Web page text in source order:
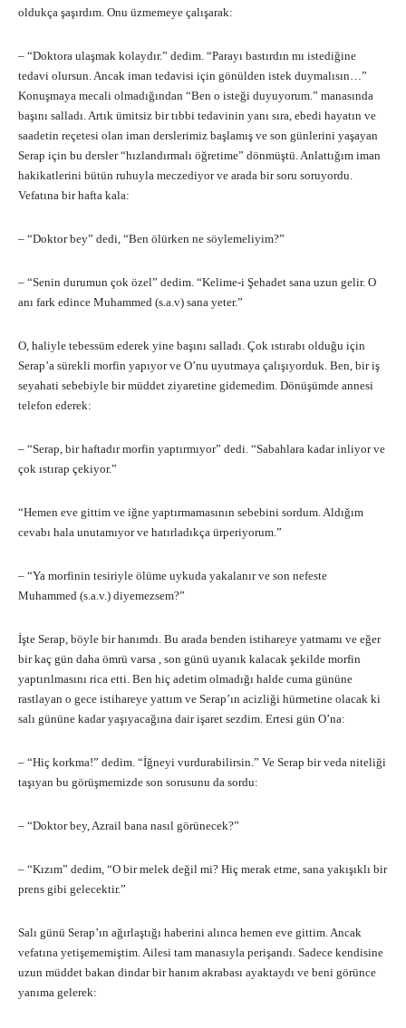
oldukça şaşırdım. Onu üzmemeye çalışarak:
– “Doktora ulaşmak kolaydır.” dedim. “Parayı bastırdın mı istediğine
tedavi olursun. Ancak iman tedavisi için gönülden istek duymalısın…”
Konuşmaya mecali olmadığından “Ben o isteği duyuyorum.” manasında
başını salladı. Artık ümitsiz bir tıbbi tedavinin yanı sıra, ebedi hayatın ve
saadetin reçetesi olan iman derslerimiz başlamış ve son günlerini yaşayan
Serap için bu dersler “hızlandırmalı öğretime” dönmüştü. Anlattığım iman
hakikatlerini bütün ruhuyla meczediyor ve arada bir soru soruyordu.
Vefatına bir hafta kala:
– “Doktor bey” dedi, “Ben ölürken ne söylemeliyim?”
– “Senin durumun çok özel” dedim. “Kelime-i Şehadet sana uzun gelir. O
anı fark edince Muhammed (s.a.v) sana yeter.”
O, haliyle tebessüm ederek yine başını salladı. Çok ıstırabı olduğu için
Serap’a sürekli morfin yapıyor ve O’nu uyutmaya çalışıyorduk. Ben, bir iş
seyahati sebebiyle bir müddet ziyaretine gidemedim. Dönüşümde annesi
telefon ederek:
– “Serap, bir haftadır morfin yaptırmıyor” dedi. “Sabahlara kadar inliyor ve
çok ıstırap çekiyor.”
“Hemen eve gittim ve iğne yaptırmamasının sebebini sordum. Aldığım
cevabı hala unutamıyor ve hatırladıkça ürperiyorum.”
– “Ya morfinin tesiriyle ölüme uykuda yakalanır ve son nefeste
Muhammed (s.a.v.) diyemezsem?”
İşte Serap, böyle bir hanımdı. Bu arada benden istihareye yatmamı ve eğer
bir kaç gün daha ömrü varsa , son günü uyanık kalacak şekilde morfin
yaptırılmasını rica etti. Ben hiç adetim olmadığı halde cuma gününe
rastlayan o gece istihareye yattım ve Serap’ın acizliği hürmetine olacak ki
salı gününe kadar yaşıyacağına dair işaret sezdim. Ertesi gün O’na:
– “Hiç korkma!” dedim. “İğneyi vurdurabilirsin.” Ve Serap bir veda niteliği
taşıyan bu görüşmemizde son sorusunu da sordu:
– “Doktor bey, Azrail bana nasıl görünecek?”
– “Kızım” dedim, “O bir melek değil mi? Hiç merak etme, sana yakışıklı bir
prens gibi gelecektir.”
Salı günü Serap’ın ağırlaştığı haberini alınca hemen eve gittim. Ancak
vefatına yetişememiştim. Ailesi tam manasıyla perişandı. Sadece kendisine
uzun müddet bakan dindar bir hanım akrabası ayaktaydı ve beni görünce
yanıma gelerek: